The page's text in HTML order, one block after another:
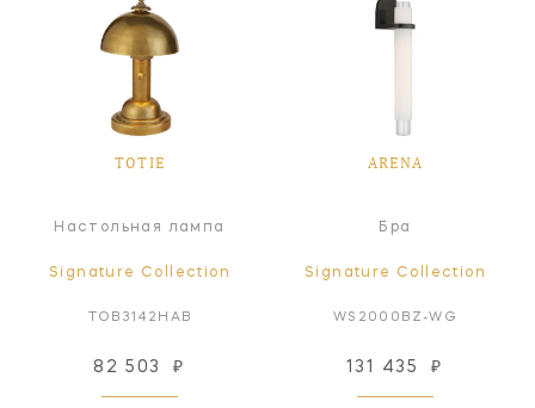
TOTIE
Настольная лампа
Signature Collection
TOB3142HAB
82 503 ₽
ARENA
Бра
Signature Collection
WS2000BZ-WG
131 435 ₽